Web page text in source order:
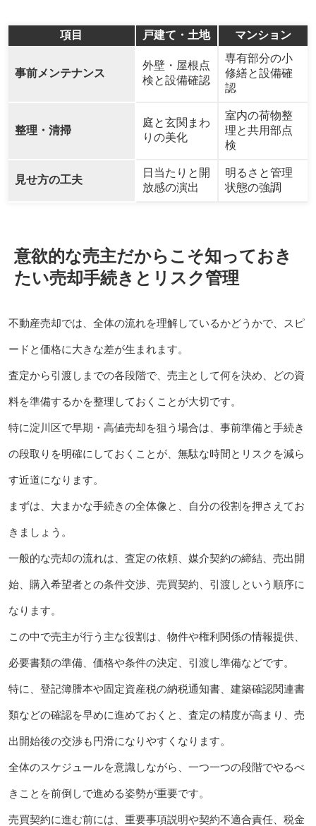
項目 戸建て・土地 マンション
事前メンテナンス
外壁・屋根点
検と設備確認
専有部分の小
修繕と設備確
認
整理・清掃
庭と玄関まわ
りの美化
室内の荷物整
理と共用部点
検
見せ方の工夫
日当たりと開
放感の演出
明るさと管理
状態の強調
意欲的な売主だからこそ知っておき
たい売却手続きとリスク管理
不動産売却では、全体の流れを理解しているかどうかで、スピ
ードと価格に大きな差が生まれます。
査定から引渡しまでの各段階で、売主として何を決め、どの資
料を準備するかを整理しておくことが大切です。
特に淀川区で早期・高値売却を狙う場合は、事前準備と手続き
の段取りを明確にしておくことが、無駄な時間とリスクを減ら
す近道になります。
まずは、大まかな手続きの全体像と、自分の役割を押さえてお
きましょう。
一般的な売却の流れは、査定の依頼、媒介契約の締結、売出開
始、購入希望者との条件交渉、売買契約、引渡しという順序に
なります。
この中で売主が行う主な役割は、物件や権利関係の情報提供、
必要書類の準備、価格や条件の決定、引渡し準備などです。
特に、登記簿謄本や固定資産税の納税通知書、建築確認関連書
類などの確認を早めに進めておくと、査定の精度が高まり、売
出開始後の交渉も円滑になりやすくなります。
全体のスケジュールを意識しながら、一つ一つの段階でやるべ
きことを前倒しで進める姿勢が重要です。
売買契約に進む前には、重要事項説明や契約不適合責任、税金